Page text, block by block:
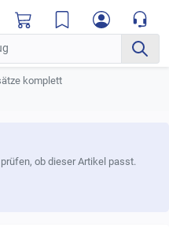
komplett
ob dieser Artikel passt.